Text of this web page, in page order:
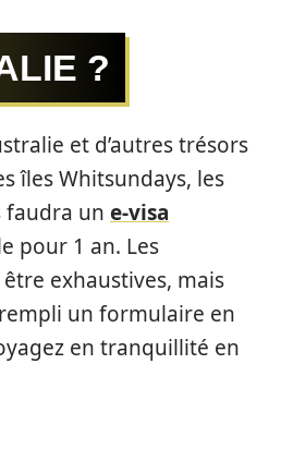
?
et d’autres trésors
îles Whitsundays, les
faudra un e-visa
pour 1 an. Les
exhaustives, mais
un formulaire en
en tranquillité en